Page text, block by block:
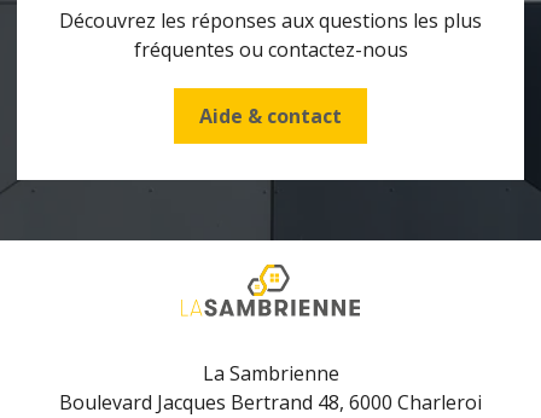
Découvrez les réponses aux questions les plus
fréquentes ou contactez-nous
Aide & contact
La Sambrienne
Boulevard Jacques Bertrand 48, 6000 Charleroi